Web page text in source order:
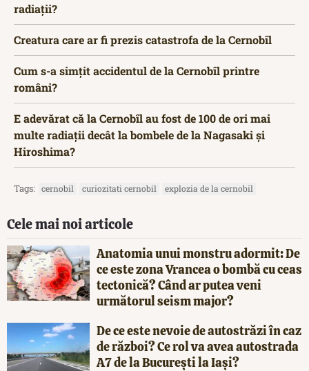
radiații?
Creatura care ar fi prezis catastrofa de la Cernobîl
Cum s-a simțit accidentul de la Cernobîl printre
români?
E adevărat că la Cernobîl au fost de 100 de ori mai
multe radiații decât la bombele de la Nagasaki și
Hiroshima?
Tags: cernobil curiozitati cernobil explozia de la cernobil
Cele mai noi articole
Anatomia unui monstru adormit: De
ce este zona Vrancea o bombă cu ceas
tectonică? Când ar putea veni
următorul seism major?
De ce este nevoie de autostrăzi în caz
de război? Ce rol va avea autostrada
A7 de la București la Iași?